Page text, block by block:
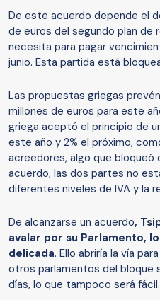
De este acuerdo depende el
de euros del segundo plan
necesita para pagar
junio. Esta partida está
Las propuestas griegas
millones de euros para este
griega aceptó el principio de
este año y 2% el próximo,
acreedores, algo que
acuerdo, las dos partes no
diferentes niveles de IVA y la
De alcanzarse un acuerdo,
avalar por su Parlamento,
delicada. Ello abriría la vía
otros parlamentos del bloque
días, lo que tampoco será fácil.